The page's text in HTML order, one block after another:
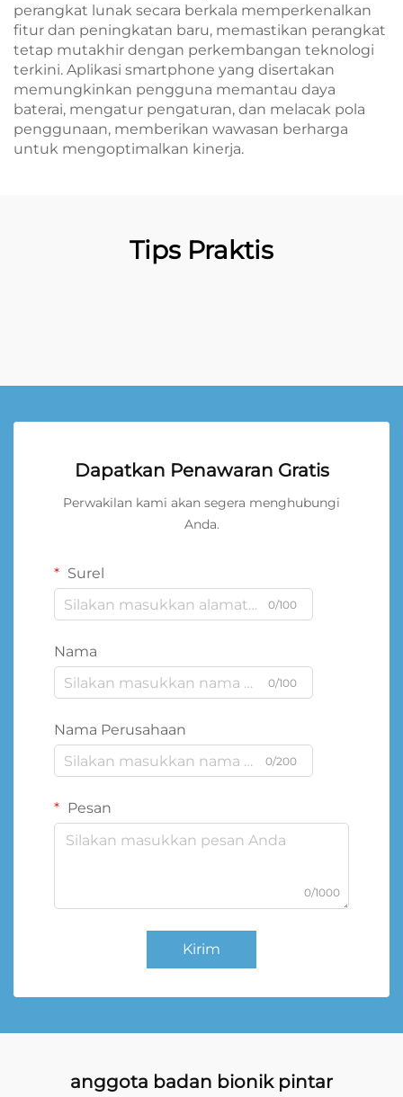
perangkat lunak secara berkala memperkenalkan
fitur dan peningkatan baru, memastikan perangkat
tetap mutakhir dengan perkembangan teknologi
terkini. Aplikasi smartphone yang disertakan
memungkinkan pengguna memantau daya
baterai, mengatur pengaturan, dan melacak pola
penggunaan, memberikan wawasan berharga
untuk mengoptimalkan kinerja.
Tips Praktis
Dapatkan Penawaran Gratis
Perwakilan kami akan segera menghubungi
Anda.
Surel
0/100
Nama
0/100
Nama Perusahaan
0/200
Pesan
0/1000
Kirim
anggota badan bionik pintar